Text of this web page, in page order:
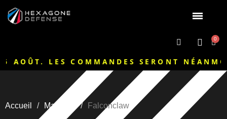
LES COMMANDES SERONT NÉANMOINS
Accueil Marques Falconclaw